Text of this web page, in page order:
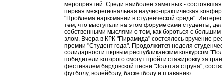
мероприятий. Среди наиболее заметных -
первая межрегиональная научно-практическая
"Проблема наркомании в студенческой среде".
тем, что выступали на этом форуме сами студенты,
собственными мыслями о том, как бороться с
злом. Вчера в КРК "Пирамида" состоялось вручение
премии "Студент года". Продолжится неделя
солидарности первым республиканским конкурсом
победители которого смогут пройти стажировку за
фестивалем бардовской песни "Золотая струна",
футболу, волейболу, баскетболу и плаванию.